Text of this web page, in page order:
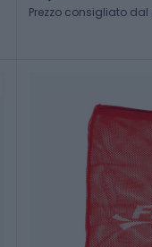
Prezzo consigliato